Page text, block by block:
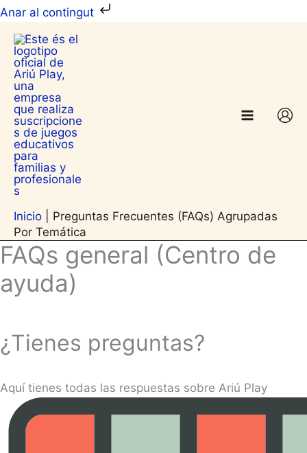
Anar al contingut
Anar
contingut
Inicio
Preguntas Frecuentes (FAQs) Agrupadas
Por Temática
FAQs general (Centro de
ayuda)
¿Tienes preguntas?
Aquí tienes todas las respuestas sobre Ariú Play